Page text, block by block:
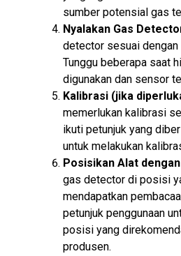
sumber potensial gas
Nyalakan Gas
detector sesuai
Tunggu beberapa saat
digunakan dan sensor
Kalibrasi (jika
memerlukan kalibrasi
ikuti petunjuk yang
untuk melakukan
Posisikan Alat
gas detector di posisi
mendapatkan
petunjuk penggunaan
posisi yang
produsen.